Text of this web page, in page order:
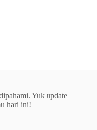
Yuk update
hari ini!